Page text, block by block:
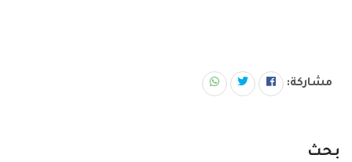
مشاركة:
بحث